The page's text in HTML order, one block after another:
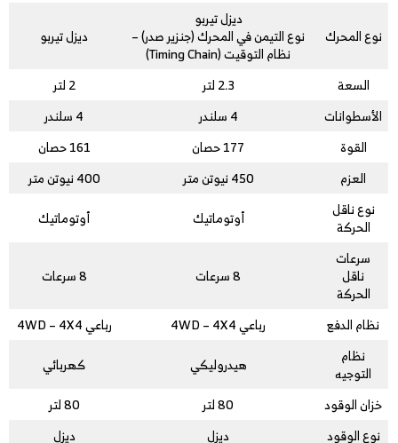
نوع المحرك
ديزل تيربو
نوع التيمن في المحرك (جنزير صدر) –
نظام التوقيت (Timing Chain)
ديزل تيربو
السعة 2.3 لتر
2 لتر
الأسطوانات
4 سلندر
4 سلندر
القوة
177 حصان
161 حصان
العزم
450 نيوتن متر
400 نيوتن متر
نوع ناقل
الحركة
أوتوماتيك
أوتوماتيك
سرعات
ناقل
الحركة
8 سرعات 8 سرعات
نظام الدفع رباعي 4WD – 4X4
رباعي 4WD – 4X4
نظام
التوجيه
هيدروليكي
كهربائي
خزان الوقود
80 لتر
80 لتر
نوع الوقود
ديزل
ديزل